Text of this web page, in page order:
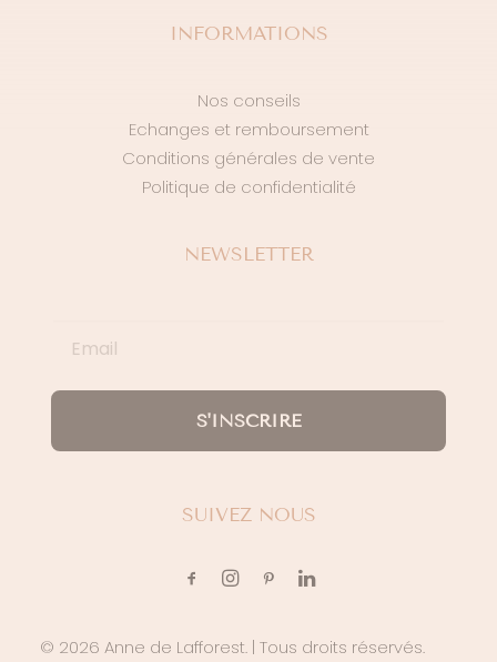
INFORMATIONS
Nos conseils
Echanges et remboursement
Conditions générales de vente
Politique de confidentialité
NEWSLETTER
S'INSCRIRE
SUIVEZ NOUS
© 2026 Anne de Lafforest. | Tous droits réservés.